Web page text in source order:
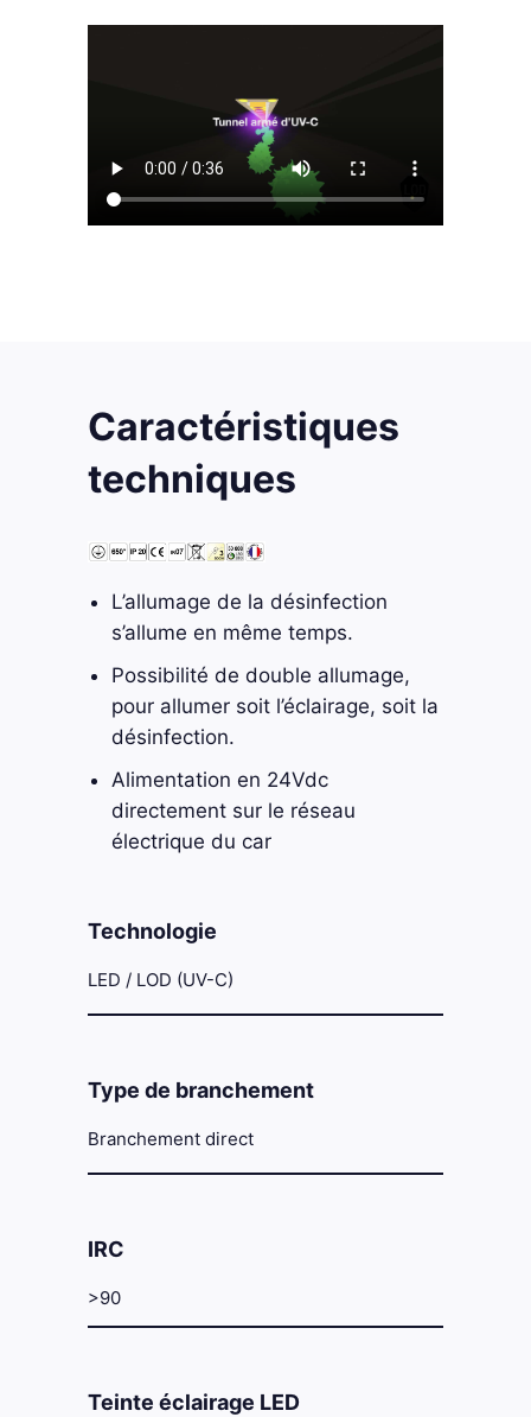
Caractéristiques
techniques
L’allumage de la désinfection
s’allume en même temps.
Possibilité de double allumage,
pour allumer soit l’éclairage, soit la
désinfection.
Alimentation en 24Vdc
directement sur le réseau
électrique du car
Technologie
LED / LOD (UV-C)
Type de branchement
Branchement direct
IRC
>90
Teinte éclairage LED